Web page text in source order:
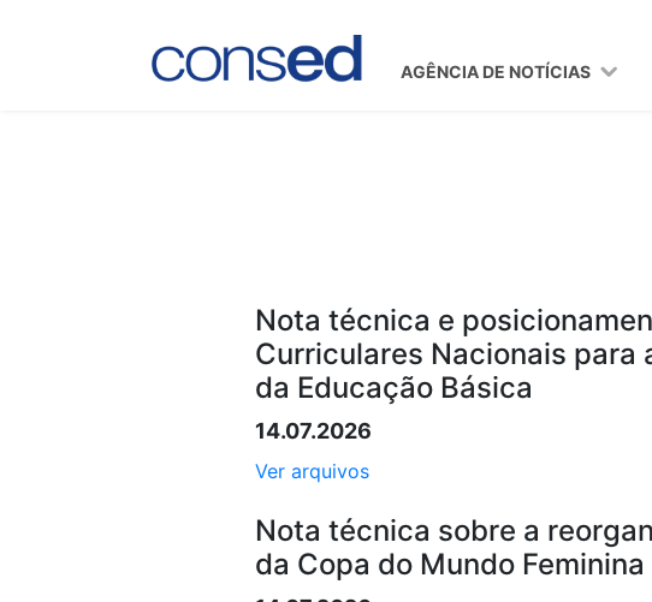
AGÊNCIA DE NOTÍCIAS
Nota técnica e
Curriculares Nacionais para
da Educação Básica
14.07.2026
Ver arquivos
Nota técnica sobre a
da Copa do Mundo Feminina